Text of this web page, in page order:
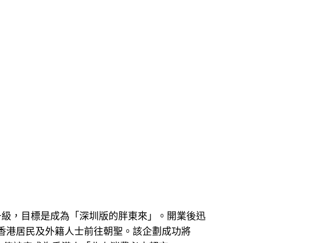
，目標是成為「深圳版的胖東來」。開業後迅
居民及外籍人士前往朝聖。該企劃成功將